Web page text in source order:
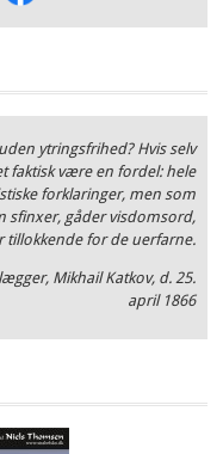
ytringsfrihed? Hvis selv
faktisk være en fordel: hele
forklaringer, men som
sfinxer, gåder visdomsord,
tillokkende for de uerfarne.
Mikhail Katkov, d. 25.
april 1866